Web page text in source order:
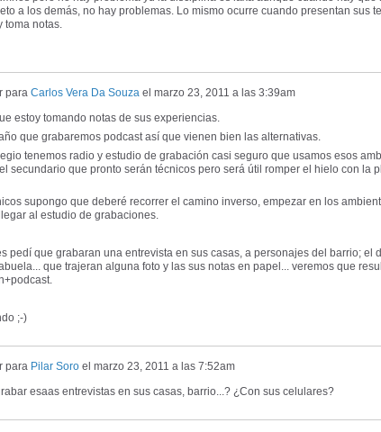
a los demás, no hay problemas. Lo mismo ocurre cuando presentan sus
toma notas.
para Carlos Vera Da Souza el marzo 23, 2011 a las 3:39am
estoy tomando notas de sus experiencias.
que grabaremos podcast así que vienen bien las alternativas.
tenemos radio y estudio de grabación casi seguro que usamos esos
secundario que pronto serán técnicos pero será útil romper el hielo con la
supongo que deberé recorrer el camino inverso, empezar en los
al estudio de grabaciones.
pedí que grabaran una entrevista en sus casas, a personajes del barrio; el
que trajeran alguna foto y las sus notas en papel... veremos que
;-)
para Pilar Soro el marzo 23, 2011 a las 7:52am
esaas entrevistas en sus casas, barrio...? ¿Con sus celulares?